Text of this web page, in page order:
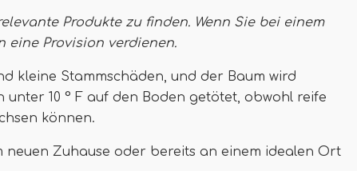
Produkte zu finden. Wenn Sie bei einem
eine Provision verdienen.
kleine Stammschäden, und der Baum wird
10 ° F auf den Boden getötet, obwohl reife
können.
neuen Zuhause oder bereits an einem idealen Ort